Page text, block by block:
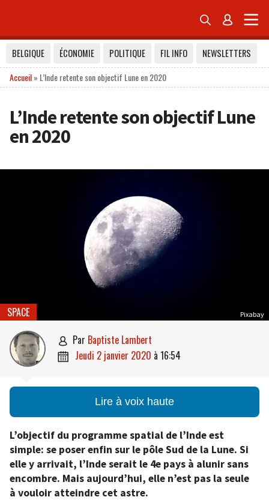
 
BELGIQUE ÉCONOMIE POLITIQUE FIL INFO
NEWSLETTERS
Accueil» L’Inde retente son objectif Lune en 2020
L’Inde retente son objectif Lune
en 2020
Pixabay
SPACE
 par Baptiste Lambert
 jeudi 2 janvier 2020 à 16:54
Lire à voix haute
L’objectif du programme spatial de l’Inde est
simple: se poser enfin sur le pôle Sud de la Lune. Si
elle y arrivait, l’Inde serait le 4e pays à alunir sans
encombre. Mais aujourd’hui, elle n’est pas la seule
à vouloir atteindre cet astre.